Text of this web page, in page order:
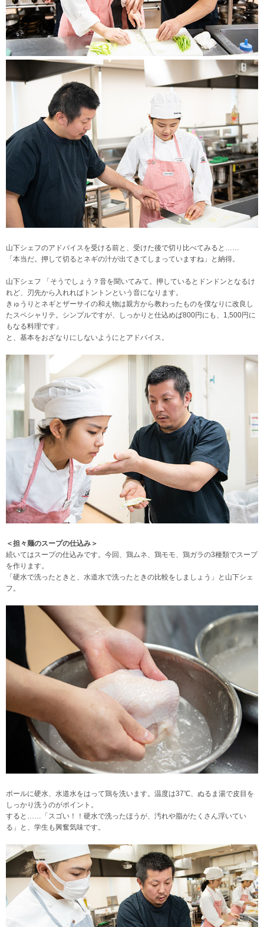
山下シェフのアドバイスを受ける前と、受けた後で切り比べてみると……
「本当だ。押して切るとネギの汁が出てきてしまっていますね」と納得。
山下シェフ 「そうでしょう？音を聞いてみて。押しているとドンドンとなるけ
れど、刃先から入れればトントンという音になります。
きゅうりとネギとザーサイの和え物は親方から教わったものを僕なりに改良し
たスペシャリテ。シンプルですが、しっかりと仕込めば800円にも、1,500円に
もなる料理です」
と、基本をおざなりにしないようにとアドバイス。
＜担々麺のスープの仕込み＞
続いてはスープの仕込みです。今回、鶏ムネ、鶏モモ、鶏ガラの3種類でスープ
を作ります。
「硬水で洗ったときと、水道水で洗ったときの比較をしましょう」と山下シェ
フ。
ボールに硬水、水道水をはって鶏を洗います。温度は37℃、ぬるま湯で皮目を
しっかり洗うのがポイント。
すると……「スゴい！！硬水で洗ったほうが、汚れや脂がたくさん浮いてい
る」と、学生も興奮気味です。